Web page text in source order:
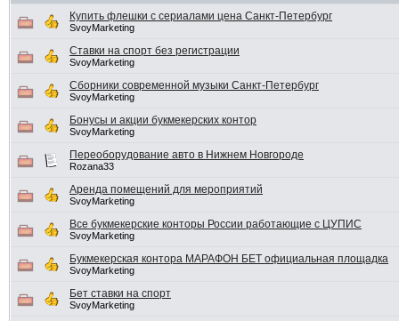
Купить флешки с сериалами цена Санкт-Петербург
SvoyMarketing
Ставки на спорт без регистрации
SvoyMarketing
Сборники современной музыки Санкт-Петербург
SvoyMarketing
Бонусы и акции букмекерских контор
SvoyMarketing
Переоборудование авто в Нижнем Новгороде
Rozana33
Аренда помещений для мероприятий
SvoyMarketing
Все букмекерские конторы России работающие с ЦУПИС
SvoyMarketing
Букмекерская контора МАРАФОН БЕТ официальная площадка
SvoyMarketing
Бет ставки на спорт
SvoyMarketing